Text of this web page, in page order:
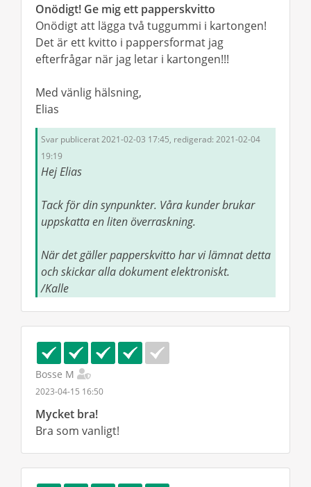
Onödigt! Ge mig ett papperskvitto
Onödigt att lägga två tuggummi i kartongen!
Det är ett kvitto i pappersformat jag
efterfrågar när jag letar i kartongen!!!
Med vänlig hälsning,
Elias
Svar publicerat 2021-02-03 17:45, redigerad: 2021-02-04
19:19
Hej Elias
Tack för din synpunkter. Våra kunder brukar
uppskatta en liten överraskning.
När det gäller papperskvitto har vi lämnat detta
och skickar alla dokument elektroniskt.
/Kalle
Bosse M
2023-04-15 16:50
Mycket bra!
Bra som vanligt!